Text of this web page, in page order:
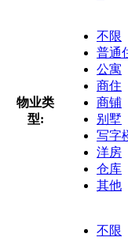
物业类
型:
不限
普通
公寓
商住
商铺
别墅
写字
洋房
仓库
其他
不限